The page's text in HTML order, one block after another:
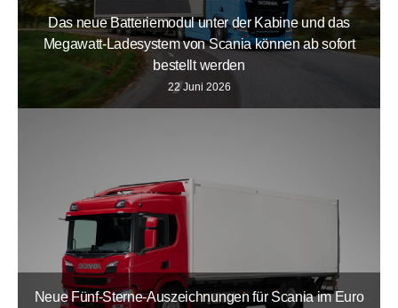
Das neue Batteriemodul unter der Kabine und das
Megawatt-Ladesystem von Scania können ab sofort
bestellt werden
22 Juni 2026
Neue Fünf-Sterne-Auszeichnungen für Scania im Euro